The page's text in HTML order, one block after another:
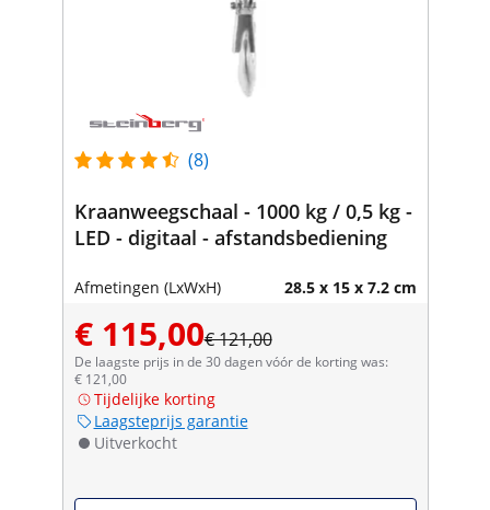
(8)
Kraanweegschaal - 1000 kg / 0,5 kg -
LED - digitaal - afstandsbediening
Afmetingen (LxWxH) 28.5 x 15 x 7.2 cm
€ 115,00€ 121,00
De laagste prijs in de 30 dagen vóór de korting was:
€ 121,00
Tijdelijke korting
Laagsteprijs garantie
Uitverkocht